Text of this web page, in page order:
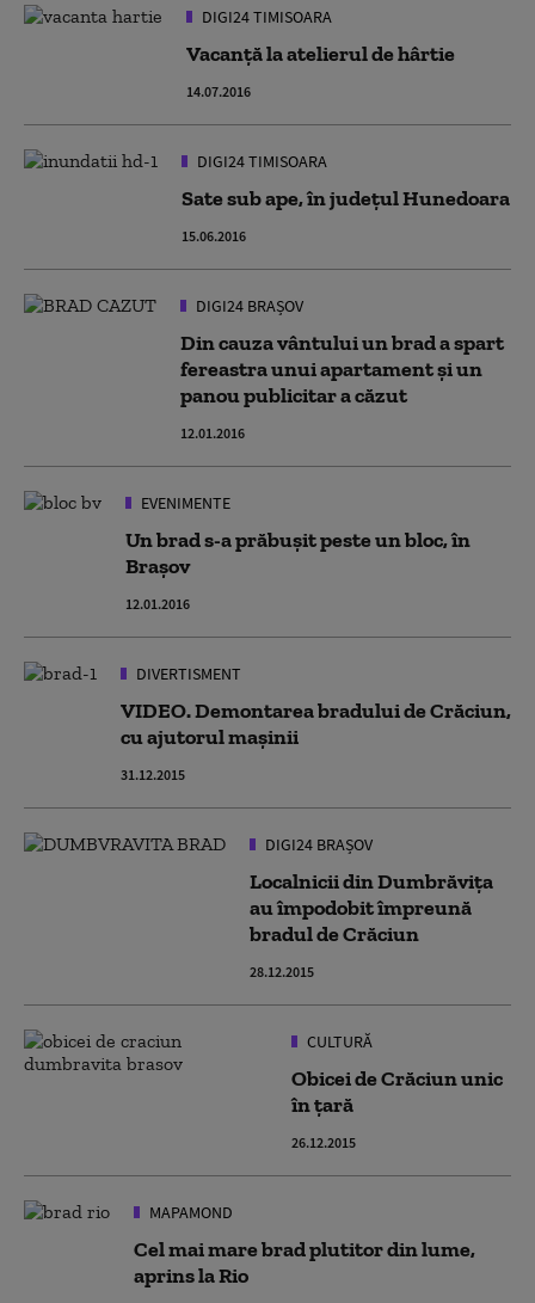
DIGI24 TIMISOARA
Vacanță la atelierul de hârtie
14.07.2016
DIGI24 TIMISOARA
Sate sub ape, în județul Hunedoara
15.06.2016
DIGI24 BRAȘOV
Din cauza vântului un brad a spart
fereastra unui apartament şi un
panou publicitar a căzut
12.01.2016
EVENIMENTE
Un brad s-a prăbuşit peste un bloc, în
Brașov
12.01.2016
DIVERTISMENT
VIDEO. Demontarea bradului de Crăciun,
cu ajutorul maşinii
31.12.2015
DIGI24 BRAȘOV
Localnicii din Dumbrăviţa
au împodobit împreună
bradul de Crăciun
28.12.2015
CULTURĂ
Obicei de Crăciun unic
în țară
26.12.2015
MAPAMOND
Cel mai mare brad plutitor din lume,
aprins la Rio